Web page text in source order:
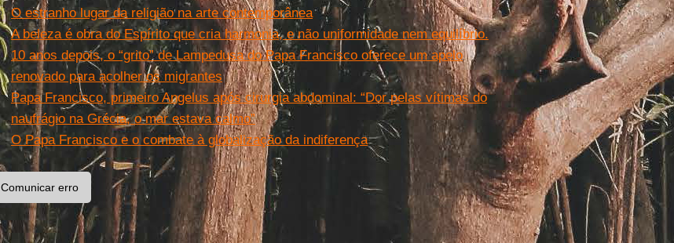
O estranho lugar da religião na arte contemporânea
A beleza é obra do Espírito que cria harmonia, e não uniformidade nem equilíbrio.
10 anos depois, o “grito” de Lampedusa do Papa Francisco oferece um apelo
renovado para acolher os migrantes
Papa Francisco, primeiro Angelus após cirurgia abdominal: “Dor pelas vítimas do
naufrágio na Grécia, o mar estava calmo”
O Papa Francisco e o combate à globalização da indiferença
Comunicar erro